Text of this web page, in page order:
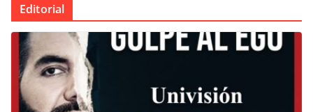
Editorial